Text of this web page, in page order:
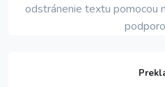
odstránenie textu pomocou